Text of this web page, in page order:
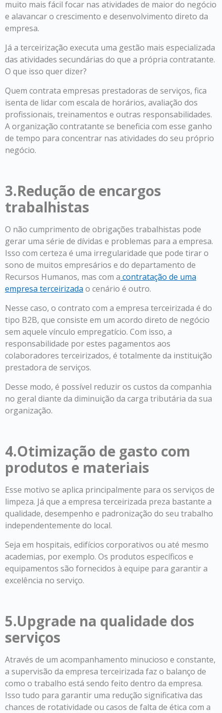
muito mais fácil focar nas atividades de maior do negócio
e alavancar o crescimento e desenvolvimento direto da
empresa.
Já a terceirização executa uma gestão mais especializada
das atividades secundárias do que a própria contratante.
O que isso quer dizer?
Quem contrata empresas prestadoras de serviços, fica
isenta de lidar com escala de horários, avaliação dos
profissionais, treinamentos e outras responsabilidades.
A organização contratante se beneficia com esse ganho
de tempo para concentrar nas atividades do seu próprio
negócio.
3.Redução de encargos
trabalhistas
O não cumprimento de obrigações trabalhistas pode
gerar uma série de dívidas e problemas para a empresa.
Isso com certeza é uma irregularidade que pode tirar o
sono de muitos empresários e do departamento de
Recursos Humanos, mas com a contratação de uma
empresa terceirizada o cenário é outro.
Nesse caso, o contrato com a empresa terceirizada é do
tipo B2B, que consiste em um acordo direto de negócio
sem aquele vínculo empregatício. Com isso, a
responsabilidade por estes pagamentos aos
colaboradores terceirizados, é totalmente da instituição
prestadora de serviços.
Desse modo, é possível reduzir os custos da companhia
no geral diante da diminuição da carga tributária da sua
organização.
4.Otimização de gasto com
produtos e materiais
Esse motivo se aplica principalmente para os serviços de
limpeza. Já que a empresa terceirizada preza bastante a
qualidade, desempenho e padronização do seu trabalho
independentemente do local.
Seja em hospitais, edifícios corporativos ou até mesmo
academias, por exemplo. Os produtos específicos e
equipamentos são fornecidos à equipe para garantir a
excelência no serviço.
5.Upgrade na qualidade dos
serviços
Através de um acompanhamento minucioso e constante,
a supervisão da empresa terceirizada faz o balanço de
como o trabalho está sendo feito dentro da empresa.
Isso tudo para garantir uma redução significativa das
chances de rotatividade ou casos de falta de ética com a